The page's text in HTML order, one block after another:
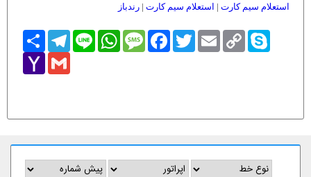
استعلام سیم کارت | استعلام سیم کارت | رندباز
اشتراکTelegram Line
WhatsAppMessageFacebookTwitter Email
Copy
Link
Skype
Yahoo
Mail
Gmail